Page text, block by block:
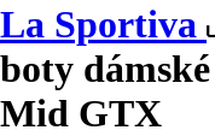
La Sportiva
boty
Mid GTX